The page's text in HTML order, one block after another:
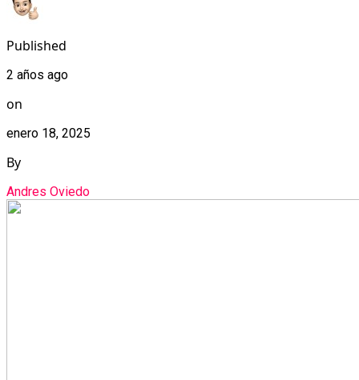
Published
2 años ago
on
enero 18, 2025
By
Andres Oviedo